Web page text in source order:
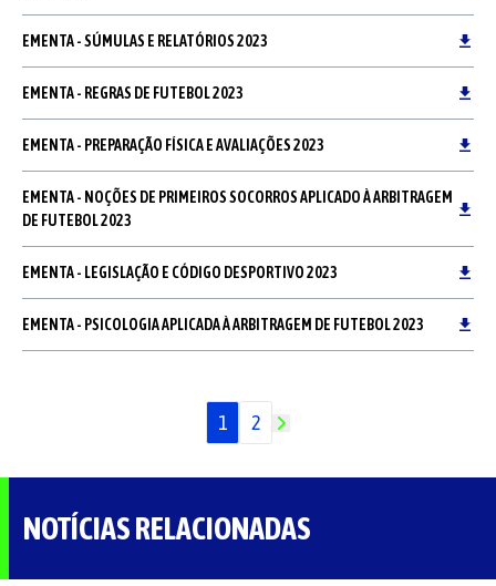
EMENTA - SÚMULAS E RELATÓRIOS 2023
EMENTA - REGRAS DE FUTEBOL 2023
EMENTA - PREPARAÇÃO FÍSICA E AVALIAÇÕES 2023
EMENTA - NOÇÕES DE PRIMEIROS SOCORROS APLICADO À ARBITRAGEM
DE FUTEBOL 2023
EMENTA - LEGISLAÇÃO E CÓDIGO DESPORTIVO 2023
EMENTA - PSICOLOGIA APLICADA À ARBITRAGEM DE FUTEBOL 2023
1 2
NOTÍCIAS RELACIONADAS